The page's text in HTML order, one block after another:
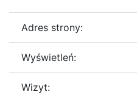
Adres strony:
Wyświetleń:
Wizyt: